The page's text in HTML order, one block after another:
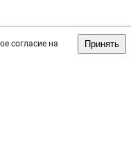
согласие на
Принять